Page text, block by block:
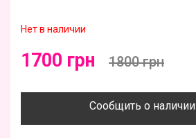
Нет в наличии
1700 грн 1800 грн
Сообщить о наличии